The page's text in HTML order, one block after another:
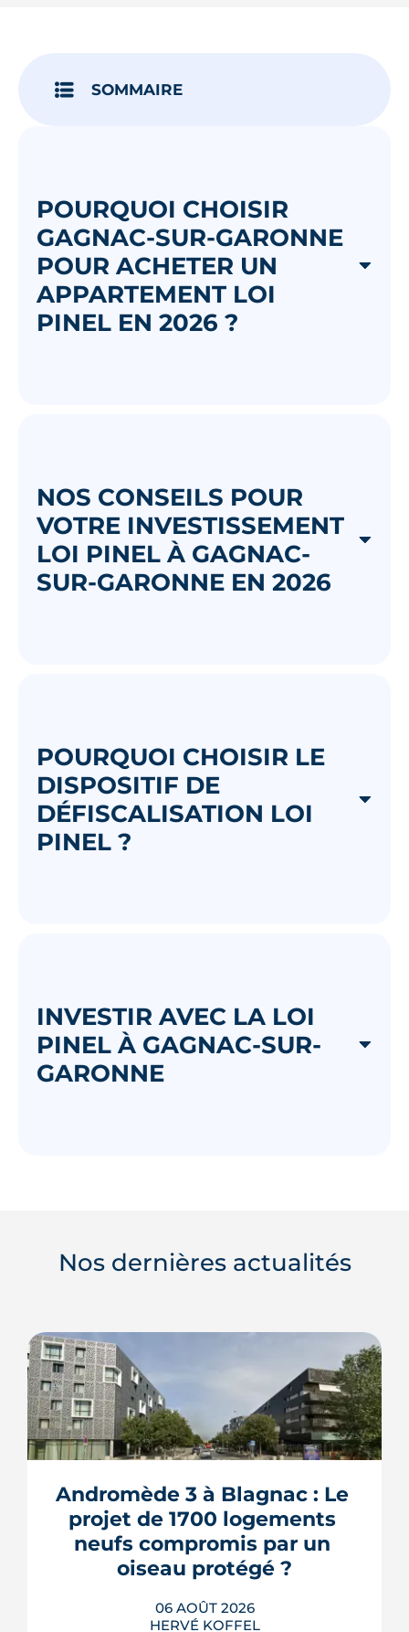
SOMMAIRE
POURQUOI CHOISIR
GAGNAC-SUR-GARONNE
POUR ACHETER UN
APPARTEMENT LOI
PINEL EN 2026 ?
NOS CONSEILS POUR
VOTRE INVESTISSEMENT
LOI PINEL À GAGNAC-
SUR-GARONNE EN 2026
POURQUOI CHOISIR LE
DISPOSITIF DE
DÉFISCALISATION LOI
PINEL ?
INVESTIR AVEC LA LOI
PINEL À GAGNAC-SUR-
GARONNE
Nos dernières actualités
Andromède 3 à Blagnac : Le
projet de 1700 logements
neufs compromis par un
oiseau protégé ?
06 AOÛT 2026
HERVÉ KOFFEL